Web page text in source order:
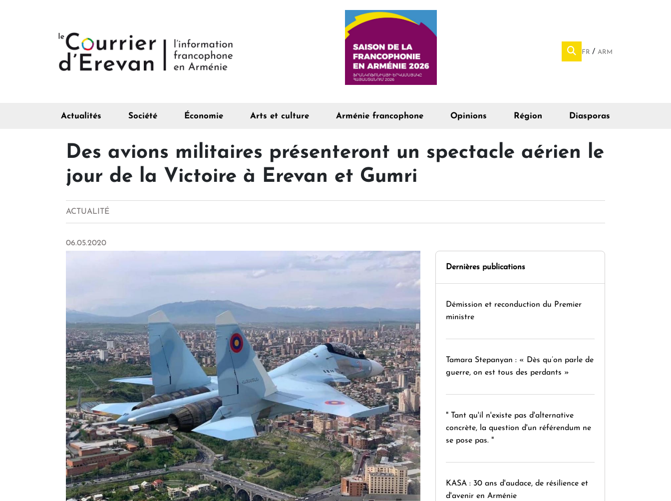
FR ARM
Actualités Société Économie Arts et culture Arménie francophone Opinions Région Diasporas
Des avions militaires présenteront un spectacle aérien le
jour de la Victoire à Erevan et Gumri
ACTUALITÉ
06.05.2020
Dernières publications
Démission et reconduction du Premier
ministre
Tamara Stepanyan : « Dès qu’on parle de
guerre, on est tous des perdants »
" Tant qu'il n'existe pas d'alternative
concrète, la question d'un référendum ne
se pose pas. "
KASA : 30 ans d'audace, de résilience et
d'avenir en Arménie